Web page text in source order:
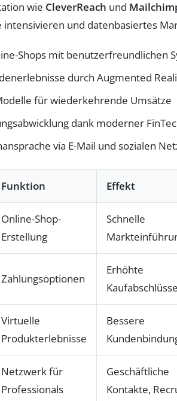
wie CleverReach und
und datenbasiertes
Shops mit benutzerfreundlichen
durch Augmented
für wiederkehrende Umsätze
dank moderner
via E-Mail und sozialen
Funktion Effekt
Online-Shop-
Erstellung
Schnelle
Zahlungsoptionen
Erhöhte
Virtuelle
Produkterlebnisse
Bessere
Netzwerk für
Professionals
Geschäftliche
Kontakte,